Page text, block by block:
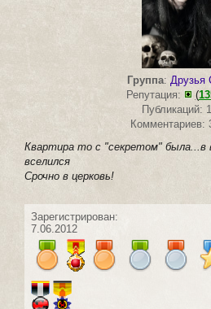
Группа: Друзья
Репутация:
(
Публикаций:
Комментариев:
Квартира то с "секретом" была...в
вселился
Срочно в церковь!
Зарегистрирован:
7.06.2012